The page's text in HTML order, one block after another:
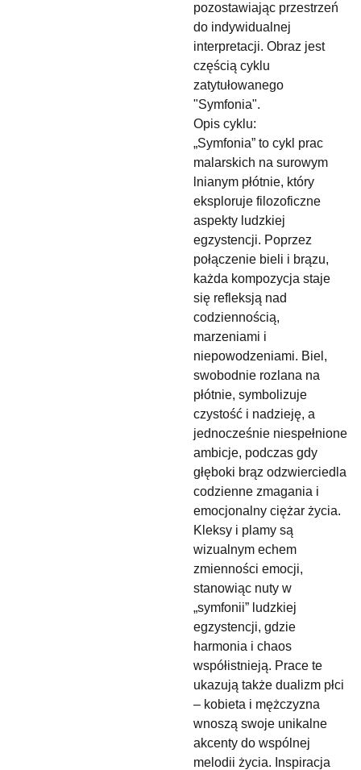
pozostawiając przestrzeń
do indywidualnej
interpretacji. Obraz jest
częścią cyklu
zatytułowanego
"Symfonia".
Opis cyklu:
„Symfonia” to cykl prac
malarskich na surowym
lnianym płótnie, który
eksploruje filozoficzne
aspekty ludzkiej
egzystencji. Poprzez
połączenie bieli i brązu,
każda kompozycja staje
się refleksją nad
codziennością,
marzeniami i
niepowodzeniami. Biel,
swobodnie rozlana na
płótnie, symbolizuje
czystość i nadzieję, a
jednocześnie niespełnione
ambicje, podczas gdy
głęboki brąz odzwierciedla
codzienne zmagania i
emocjonalny ciężar życia.
Kleksy i plamy są
wizualnym echem
zmienności emocji,
stanowiąc nuty w
„symfonii” ludzkiej
egzystencji, gdzie
harmonia i chaos
współistnieją. Prace te
ukazują także dualizm płci
– kobieta i mężczyzna
wnoszą swoje unikalne
akcenty do wspólnej
melodii życia. Inspiracja